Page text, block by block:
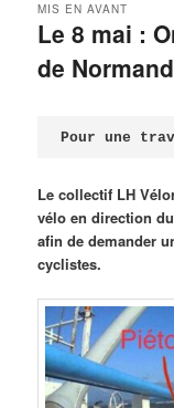
Le 8 mai :
de
MIS EN AVANT
Pour une
Le collectif LH
vélo en direction
afin de demander
cyclistes.